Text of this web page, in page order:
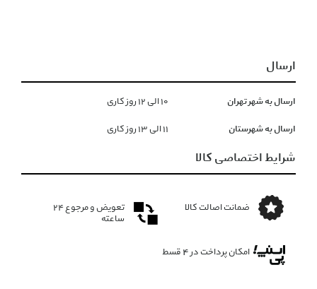
ارسال
ارسال به شهر تهران ١۰ الی ١۲ روز کاری
ارسال به شهرستان ١١ الی ١۳ روز کاری
شرایط اختصاصی کالا
ضمانت اصالت کالا
تعویض و مرجوع ۲۴
ساعته
امکان پرداخت در 4 قسط